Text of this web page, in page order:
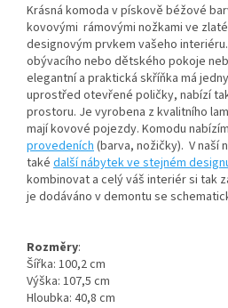
Krásná komoda v pískově béžové
kovovými rámovými nožkami ve
designovým prvkem vašeho
obývacího nebo dětského pokoje
elegantní a praktická skříňka má
uprostřed otevřené poličky, nabízí
prostoru. Je vyrobena z kvalitního
mají kovové pojezdy. Komodu
provedeních (barva, nožičky). V naší
také další nábytek ve stejném
kombinovat a celý váš interiér si tak
je dodáváno v demontu se
Rozměry:
Šířka: 100,2 cm
Výška: 107,5 cm
Hloubka: 40,8 cm